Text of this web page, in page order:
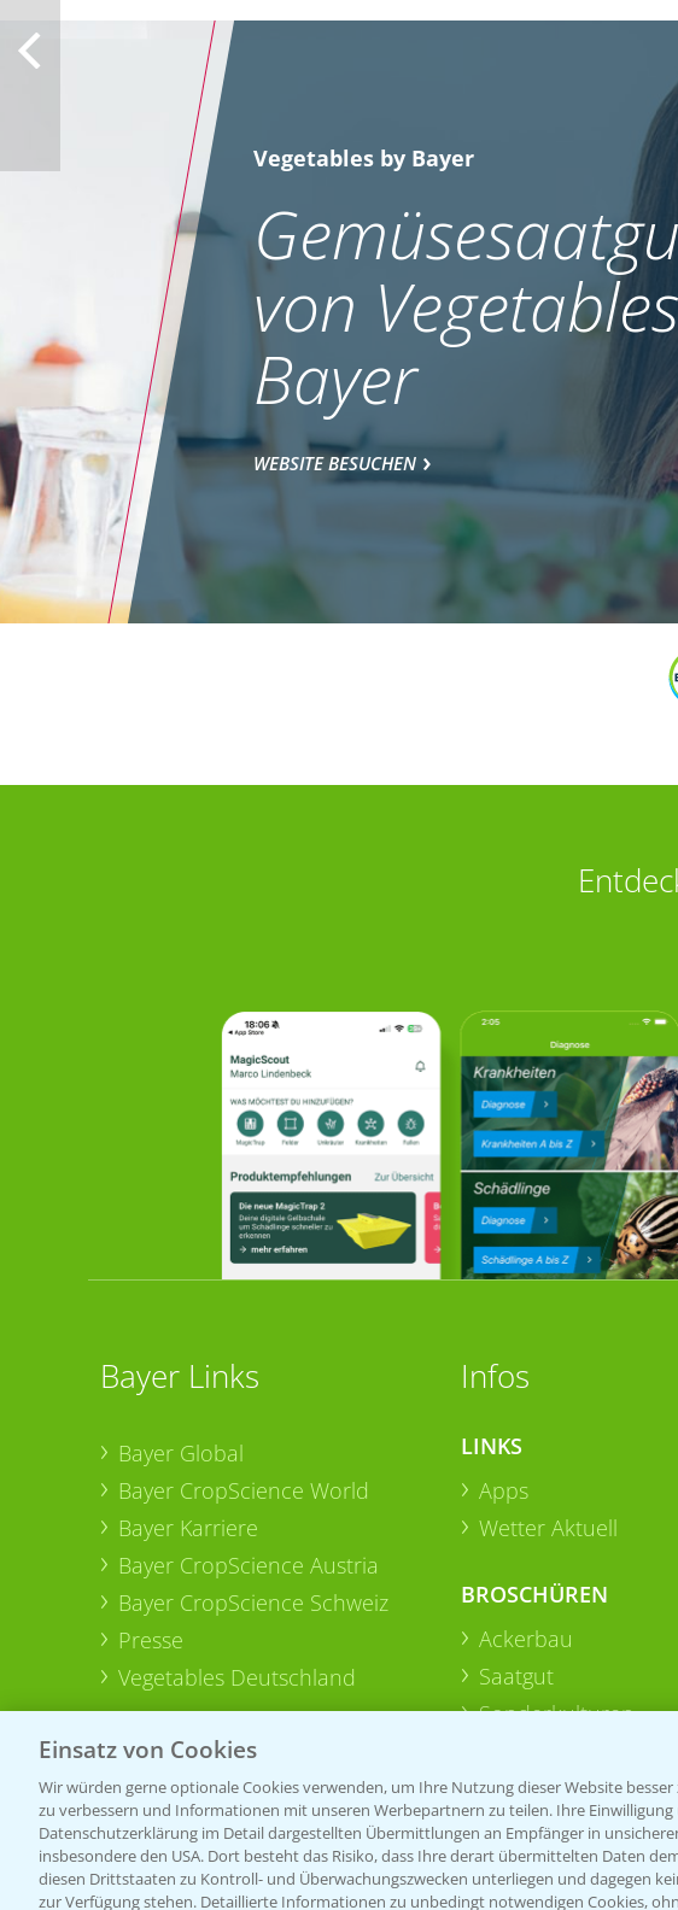
Vegetables by Bayer
von Vegetables
Bayer
WEBSITE BESUCHEN
Bayer Links
Bayer Global
Bayer CropScience World
Bayer Karriere
Bayer CropScience Austria
Bayer CropScience Schweiz
Presse
Vegetables Deutschland
Infos
LINKS
Apps
Wetter Aktuell
BROSCHÜREN
Ackerbau
Saatgut
Sonderkulturen
Einsatz von Cookies
Wir würden gerne optionale Cookies verwenden, um Ihre Nutzung dieser Website
zu verbessern und Informationen mit unseren Werbepartnern zu teilen. Ihre
Datenschutzerklärung im Detail dargestellten Übermittlungen an Empfänger in
insbesondere den USA. Dort besteht das Risiko, dass Ihre derart übermittelten Daten
diesen Drittstaaten zu Kontroll- und Überwachungszwecken unterliegen und dagegen
zur Verfügung stehen. Detaillierte Informationen zu unbedingt notwendigen Cookies,